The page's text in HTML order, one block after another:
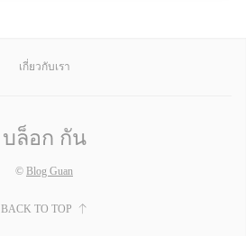
เกี่ยวกับเรา
บล็อก กัน
© Blog Guan
BACK TO TOP